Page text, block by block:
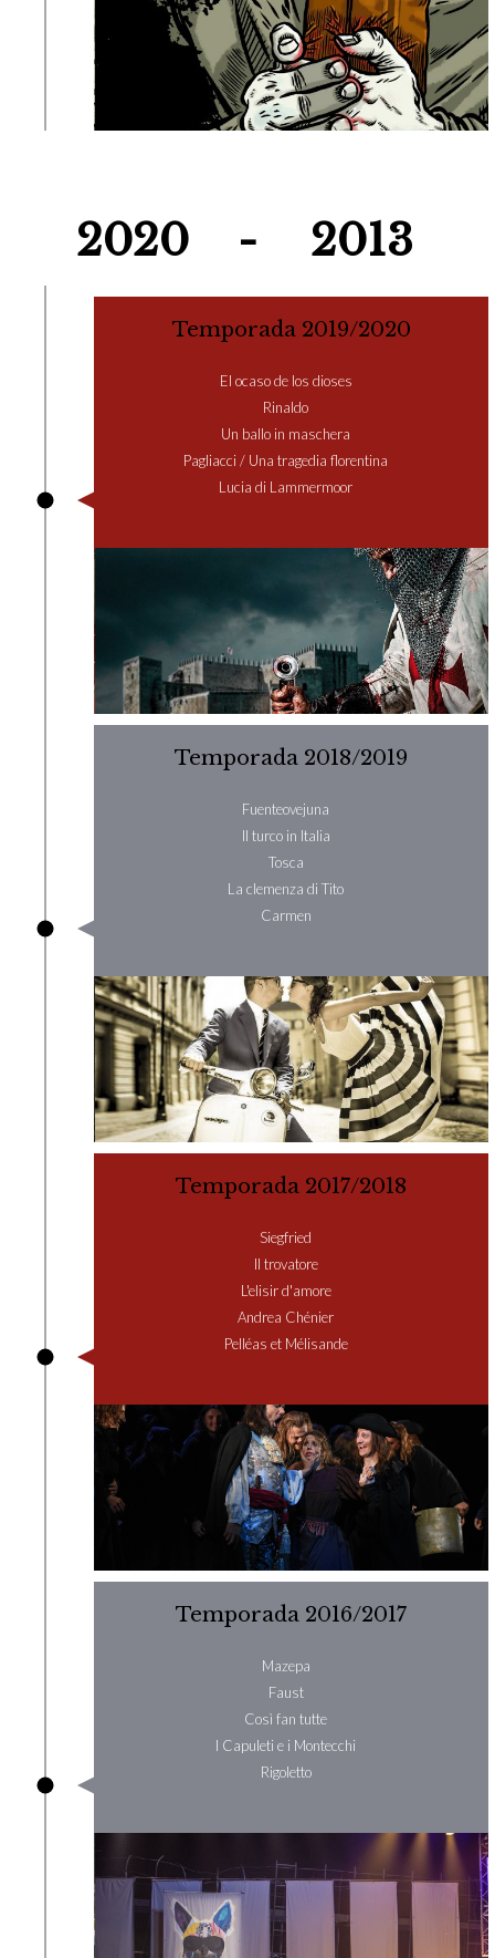
2020 - 2013
Temporada 2019/2020
El ocaso de los dioses
Rinaldo
Un ballo in maschera
Pagliacci / Una tragedia florentina
Lucia di Lammermoor
Temporada 2018/2019
Fuenteovejuna
Il turco in Italia
Tosca
La clemenza di Tito
Carmen
Temporada 2017/2018
Siegfried
Il trovatore
L'elisir d'amore
Andrea Chénier
Pelléas et Mélisande
Temporada 2016/2017
Mazepa
Faust
Così fan tutte
I Capuleti e i Montecchi
Rigoletto